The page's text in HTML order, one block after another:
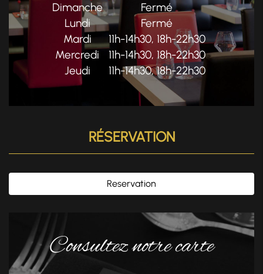
Dimanche
Fermé
Lundi
Fermé
Mardi
11h-14h30, 18h-22h30
Mercredi
11h-14h30, 18h-22h30
Jeudi
11h-14h30, 18h-22h30
RÉSERVATION
Reservation
Consultez notre carte